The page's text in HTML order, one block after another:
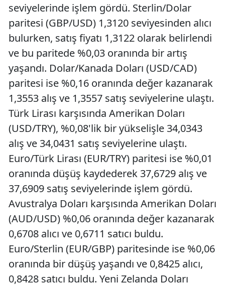
seviyelerinde işlem gördü. Sterlin/Dolar
paritesi (GBP/USD) 1,3120 seviyesinden alıcı
bulurken, satış fiyatı 1,3122 olarak belirlendi
ve bu paritede %0,03 oranında bir artış
yaşandı. Dolar/Kanada Doları (USD/CAD)
paritesi ise %0,16 oranında değer kazanarak
1,3553 alış ve 1,3557 satış seviyelerine ulaştı.
Türk Lirası karşısında Amerikan Doları
(USD/TRY), %0,08'lik bir yükselişle 34,0343
alış ve 34,0431 satış seviyelerine ulaştı.
Euro/Türk Lirası (EUR/TRY) paritesi ise %0,01
oranında düşüş kaydederek 37,6729 alış ve
37,6909 satış seviyelerinde işlem gördü.
Avustralya Doları karşısında Amerikan Doları
(AUD/USD) %0,06 oranında değer kazanarak
0,6708 alıcı ve 0,6711 satıcı buldu.
Euro/Sterlin (EUR/GBP) paritesinde ise %0,06
oranında bir düşüş yaşandı ve 0,8425 alıcı,
0,8428 satıcı buldu. Yeni Zelanda Doları